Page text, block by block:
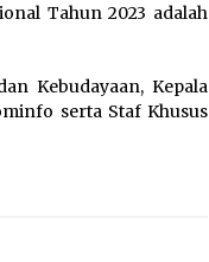
Tahun 2023 adalah
Kebudayaan, Kepala
serta Staf Khusus